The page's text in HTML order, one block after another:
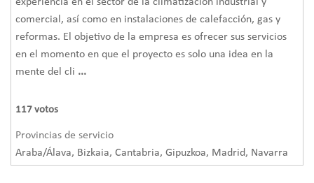
comercial, así como en instalaciones de calefacción, gas y
reformas. El objetivo de la empresa es ofrecer sus servicios
en el momento en que el proyecto es solo una idea en la
mente del cli ...
117 votos
Provincias de servicio
Araba/Álava, Bizkaia, Cantabria, Gipuzkoa, Madrid, Navarra